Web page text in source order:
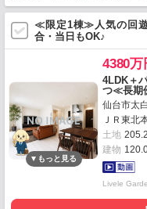
≪限定1棟≫人気の回
合・当日もOK♪
4380万
4LDK＋
つ≪長期
仙台市太
ＪＲ東北
土地
建物
Livele